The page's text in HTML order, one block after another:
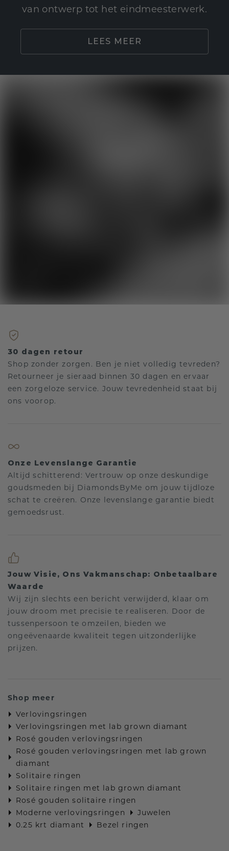
van ontwerp tot het eindmeesterwerk.
LEES MEER
30 dagen retour
Shop zonder zorgen. Ben je niet volledig tevreden?
Retourneer je sieraad binnen 30 dagen en ervaar
een zorgeloze service. Jouw tevredenheid staat bij
ons voorop.
Onze Levenslange Garantie
Altijd schitterend: Vertrouw op onze deskundige
goudsmeden bij DiamondsByMe om jouw tijdloze
schat te creëren. Onze levenslange garantie biedt
gemoedsrust.
Jouw Visie, Ons Vakmanschap: Onbetaalbare
Waarde
Wij zijn slechts een bericht verwijderd, klaar om
jouw droom met precisie te realiseren. Door de
tussenpersoon te omzeilen, bieden we
ongeëvenaarde kwaliteit tegen uitzonderlijke
prijzen.
Shop meer
Verlovingsringen
Verlovingsringen met lab grown diamant
Rosé gouden verlovingsringen
Rosé gouden verlovingsringen met lab grown
diamant
Solitaire ringen
Solitaire ringen met lab grown diamant
Rosé gouden solitaire ringen
Moderne verlovingsringen
Juwelen
0.25 krt diamant
Bezel ringen